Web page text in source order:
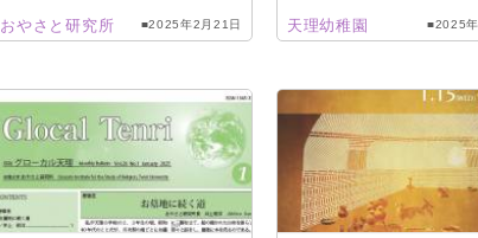
おやさと研究所 ■2025年2月21日 天理幼稚園 ■2025